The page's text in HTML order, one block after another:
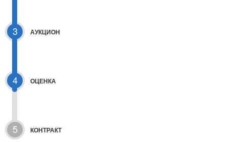
3 АУКЦИОН
4 ОЦЕНКА
5 КОНТРАКТ